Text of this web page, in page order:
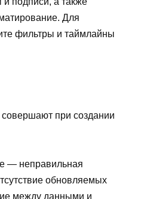
Для
фильтры и таймлайны
при создании
— неправильная
обновляемых
между данными и